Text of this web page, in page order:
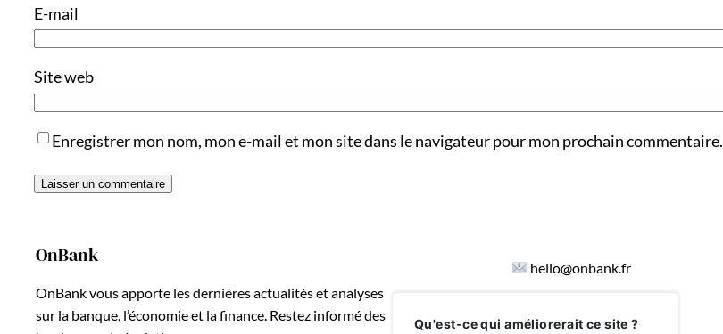
E-mail
Site web
Enregistrer mon nom, mon e-mail et mon site dans le navigateur pour mon prochain commentaire.
OnBank
OnBank vous apporte les dernières actualités et analyses
sur la banque, l’économie et la finance. Restez informé des
hello@onbank.fr
Qu'est-ce qui améliorerait ce site ?